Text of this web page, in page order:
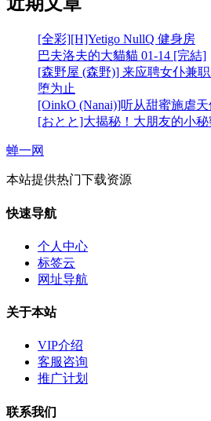
[全彩][H]Yetigo NullQ 健身房
巴夫洛夫的大貓貓 01-14 [完結]
[森野屋 (森野)] 来应聘女仆兼
堕为止
[OinkO (Nanai)]听从甜蜜施虐
[おとと]大揭秘！大朋友的小秘
蝉一网
本站提供热门下载资源
快速导航
个人中心
标签云
网址导航
关于本站
VIP介绍
客服咨询
推广计划
联系我们